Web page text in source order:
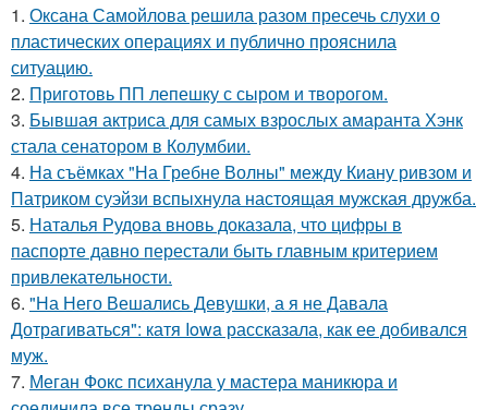
1. Оксана Самойлова решила разом пресечь слухи о
пластических операциях и публично прояснила
ситуацию.
2. Приготовь ПП лепешку с сыром и творогом.
3. Бывшая актриса для самых взрослых амаранта Хэнк
стала сенатором в Колумбии.
4. На съёмках "На Гребне Волны" между Киану ривзом и
Патриком суэйзи вспыхнула настоящая мужская дружба.
5. Наталья Рудова вновь доказала, что цифры в
паспорте давно перестали быть главным критерием
привлекательности.
6. "На Него Вешались Девушки, а я не Давала
Дотрагиваться": катя Iowa рассказала, как ее добивался
муж.
7. Меган Фокс психанула у мастера маникюра и